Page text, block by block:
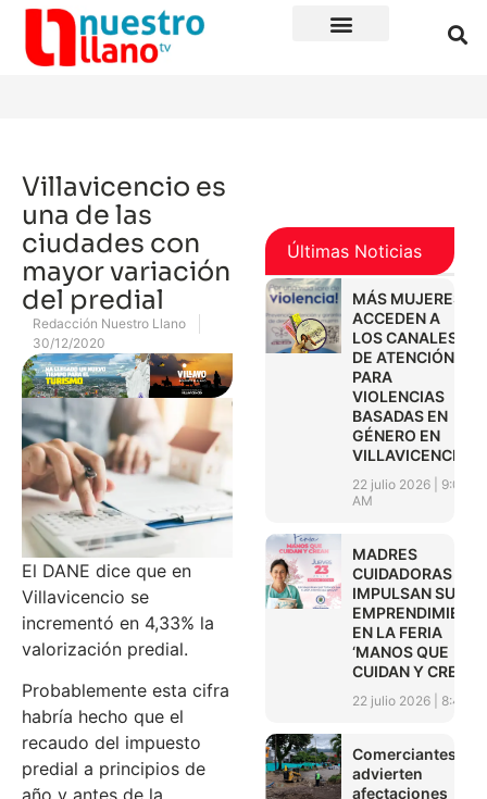
Villavicencio es
una de las
ciudades con
mayor variación
del predial
Redacción Nuestro Llano
30/12/2020
El DANE dice que en
Villavicencio se
incrementó en 4,33% la
valorización predial.
Probablemente esta cifra
habría hecho que el
recaudo del impuesto
predial a principios de
Últimas Noticias
MÁS MUJERES
ACCEDEN A
LOS CANALES
DE ATENCIÓN
PARA
VIOLENCIAS
BASADAS EN
GÉNERO EN
VILLAVICENCIO
22 julio 2026
9:01
AM
MADRES
CUIDADORAS
IMPULSAN SUS
EN LA FERIA
‘MANOS QUE
CUIDAN Y CREAN’
22 julio 2026 8:45
Comerciantes
advierten
afectaciones